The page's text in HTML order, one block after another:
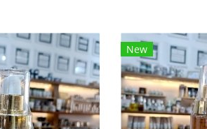
New